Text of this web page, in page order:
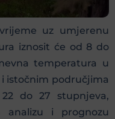
uz umjerenu
iznosit će od 8 do
temperatura u
i istočnim područjima
do 27 stupnjeva,
analizu i prognozu